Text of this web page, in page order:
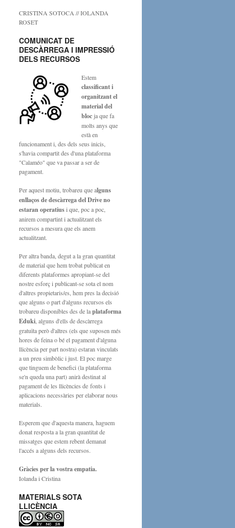
CRISTINA SOTOCA // IOLANDA
ROSET
COMUNICAT DE
DESCÀRREGA I IMPRESSIÓ
DELS RECURSOS
Estem
classificant i
organitzant el
material del
blocja que fa
molts anys que
està en
funcionament i, des dels seus inicis,
s'havia compartit des d'una plataforma
"Calaméo" que va passar a ser de
pagament.
Per aquest motiu, trobareu que alguns
enllaços de descàrrega del Drive no
estaran operatiusi que, poc a poc,
anirem compartint i actualitzant els
recursos a mesura que els anem
actualitzant.
Per altra banda, degut a la gran quantitat
de material que hem trobat publicat en
diferents plataformes apropiant-se del
nostre esforç i publicant-se sota el nom
d'altres propietaris/es, hem pres la decisió
que alguns o part d'alguns recursos els
trobareu disponibles des de laplataforma
Eduki , alguns d'ells de descàrrega
gratuïta però d'altres (els que suposen més
hores de feina o bé el pagament d'alguna
llicència per part nostra) estaran vinculats
a un preu simbòlic i just. El poc marge
que tinguem de benefici (la plataforma
se'n queda una part) anirà destinat al
pagament de les llicències de fonts i
aplicacions necessàries per elaborar nous
materials.
Esperem que d'aquesta manera, haguem
donat resposta a la gran quantitat de
missatges que estem rebent demanat
l'accés a alguns dels recursos.
Gràcies per la vostra empatia.
Iolanda i Cristina
MATERIALS SOTA
LLICÈNCIA